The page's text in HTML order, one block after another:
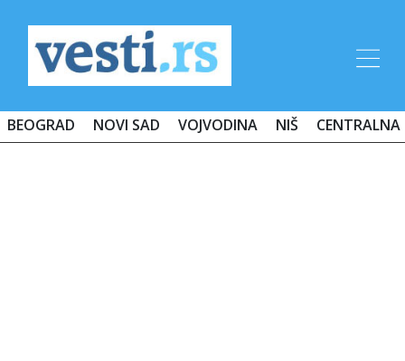
BEOGRAD NOVI SAD VOJVODINA NIŠ CENTRALNA